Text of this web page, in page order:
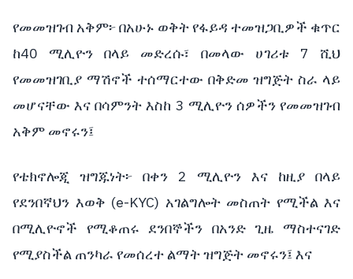
የመመዝገብ አቅም፦ በአሁኑ ወቅት የፋይዳ ተመዝጋቢዎች ቁጥር
ከ40ሚሊዮን በላይ መድረሱ፣ በመላው ሀገሪቱ7
ሺህ
የመመዝገቢያ ማሽኖች ተሰማርተው በቅድመ ዝግጅት ስራ ላይ
መሆናቸው እና በሳምንት እስከ 3 ሚሊዮን ሰዎችን የመመዝገብ
አቅም መኖሩን፤
የቴክኖሎጂ ዝግጁነት፦ በቀን 2 ሚሊዮን እና ከዚያ
በላይ
የደንበኛህን እወቅ (e-KYC) አገልግሎት መስጠት የሚችል እና
በሚሊዮኖች
የሚቆጠሩ ደንበኞችን በአንድ ጊዜ
ማስተናገድ
የሚያስችል ጠንካራ የመሰረተ ልማት ዝግጅት መኖሩን፤ እና